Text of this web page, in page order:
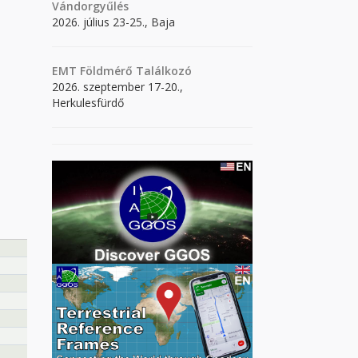
Vándorgyűlés
2026. július 23-25., Baja
EMT Földmérő Találkozó
2026. szeptember 17-20.,
Herkulesfürdő